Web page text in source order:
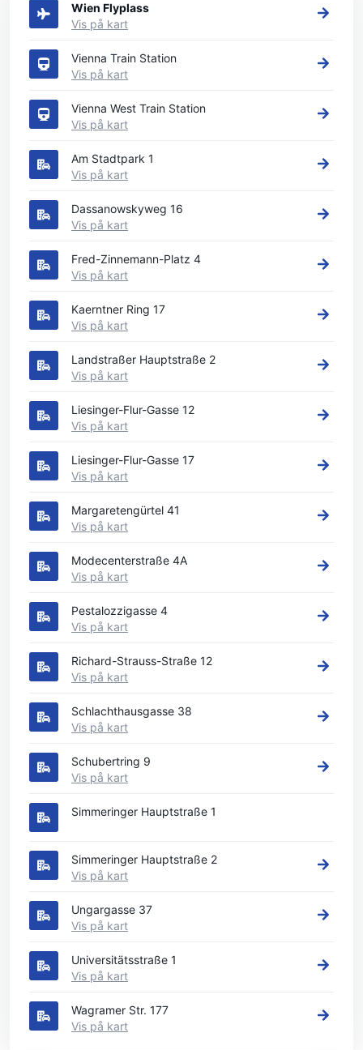
Wien Flyplass
Vis på kart
Vienna Train Station
Vis på kart
Vienna West Train Station
Vis på kart
Am Stadtpark 1
Vis på kart
Dassanowskyweg 16
Vis på kart
Fred-Zinnemann-Platz 4
Vis på kart
Kaerntner Ring 17
Vis på kart
Landstraßer Hauptstraße 2
Vis på kart
Liesinger-Flur-Gasse 12
Vis på kart
Liesinger-Flur-Gasse 17
Vis på kart
Margaretengürtel 41
Vis på kart
Modecenterstraße 4A
Vis på kart
Pestalozzigasse 4
Vis på kart
Richard-Strauss-Straße 12
Vis på kart
Schlachthausgasse 38
Vis på kart
Schubertring 9
Vis på kart
Simmeringer Hauptstraße 1
Simmeringer Hauptstraße 2
Vis på kart
Ungargasse 37
Vis på kart
Universitätsstraße 1
Vis på kart
Wagramer Str. 177
Vis på kart